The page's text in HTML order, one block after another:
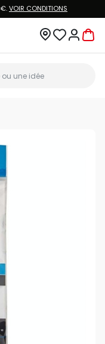
VOIR CONDITIONS